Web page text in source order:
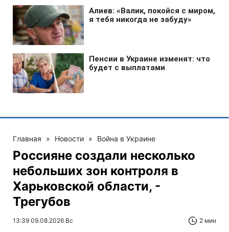
Главная » Новости » Война в Украине
Россияне создали несколько
небольших зон контроля в
Харьковской области, -
Трегубов
13:39 09.08.2026 Вс 2 мин